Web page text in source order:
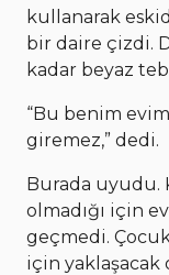
kullanarak
bir daire çizdi.
kadar beyaz
“Bu benim
giremez,” dedi.
Burada uyudu.
olmadığı için
geçmedi.
için yaklaşacak